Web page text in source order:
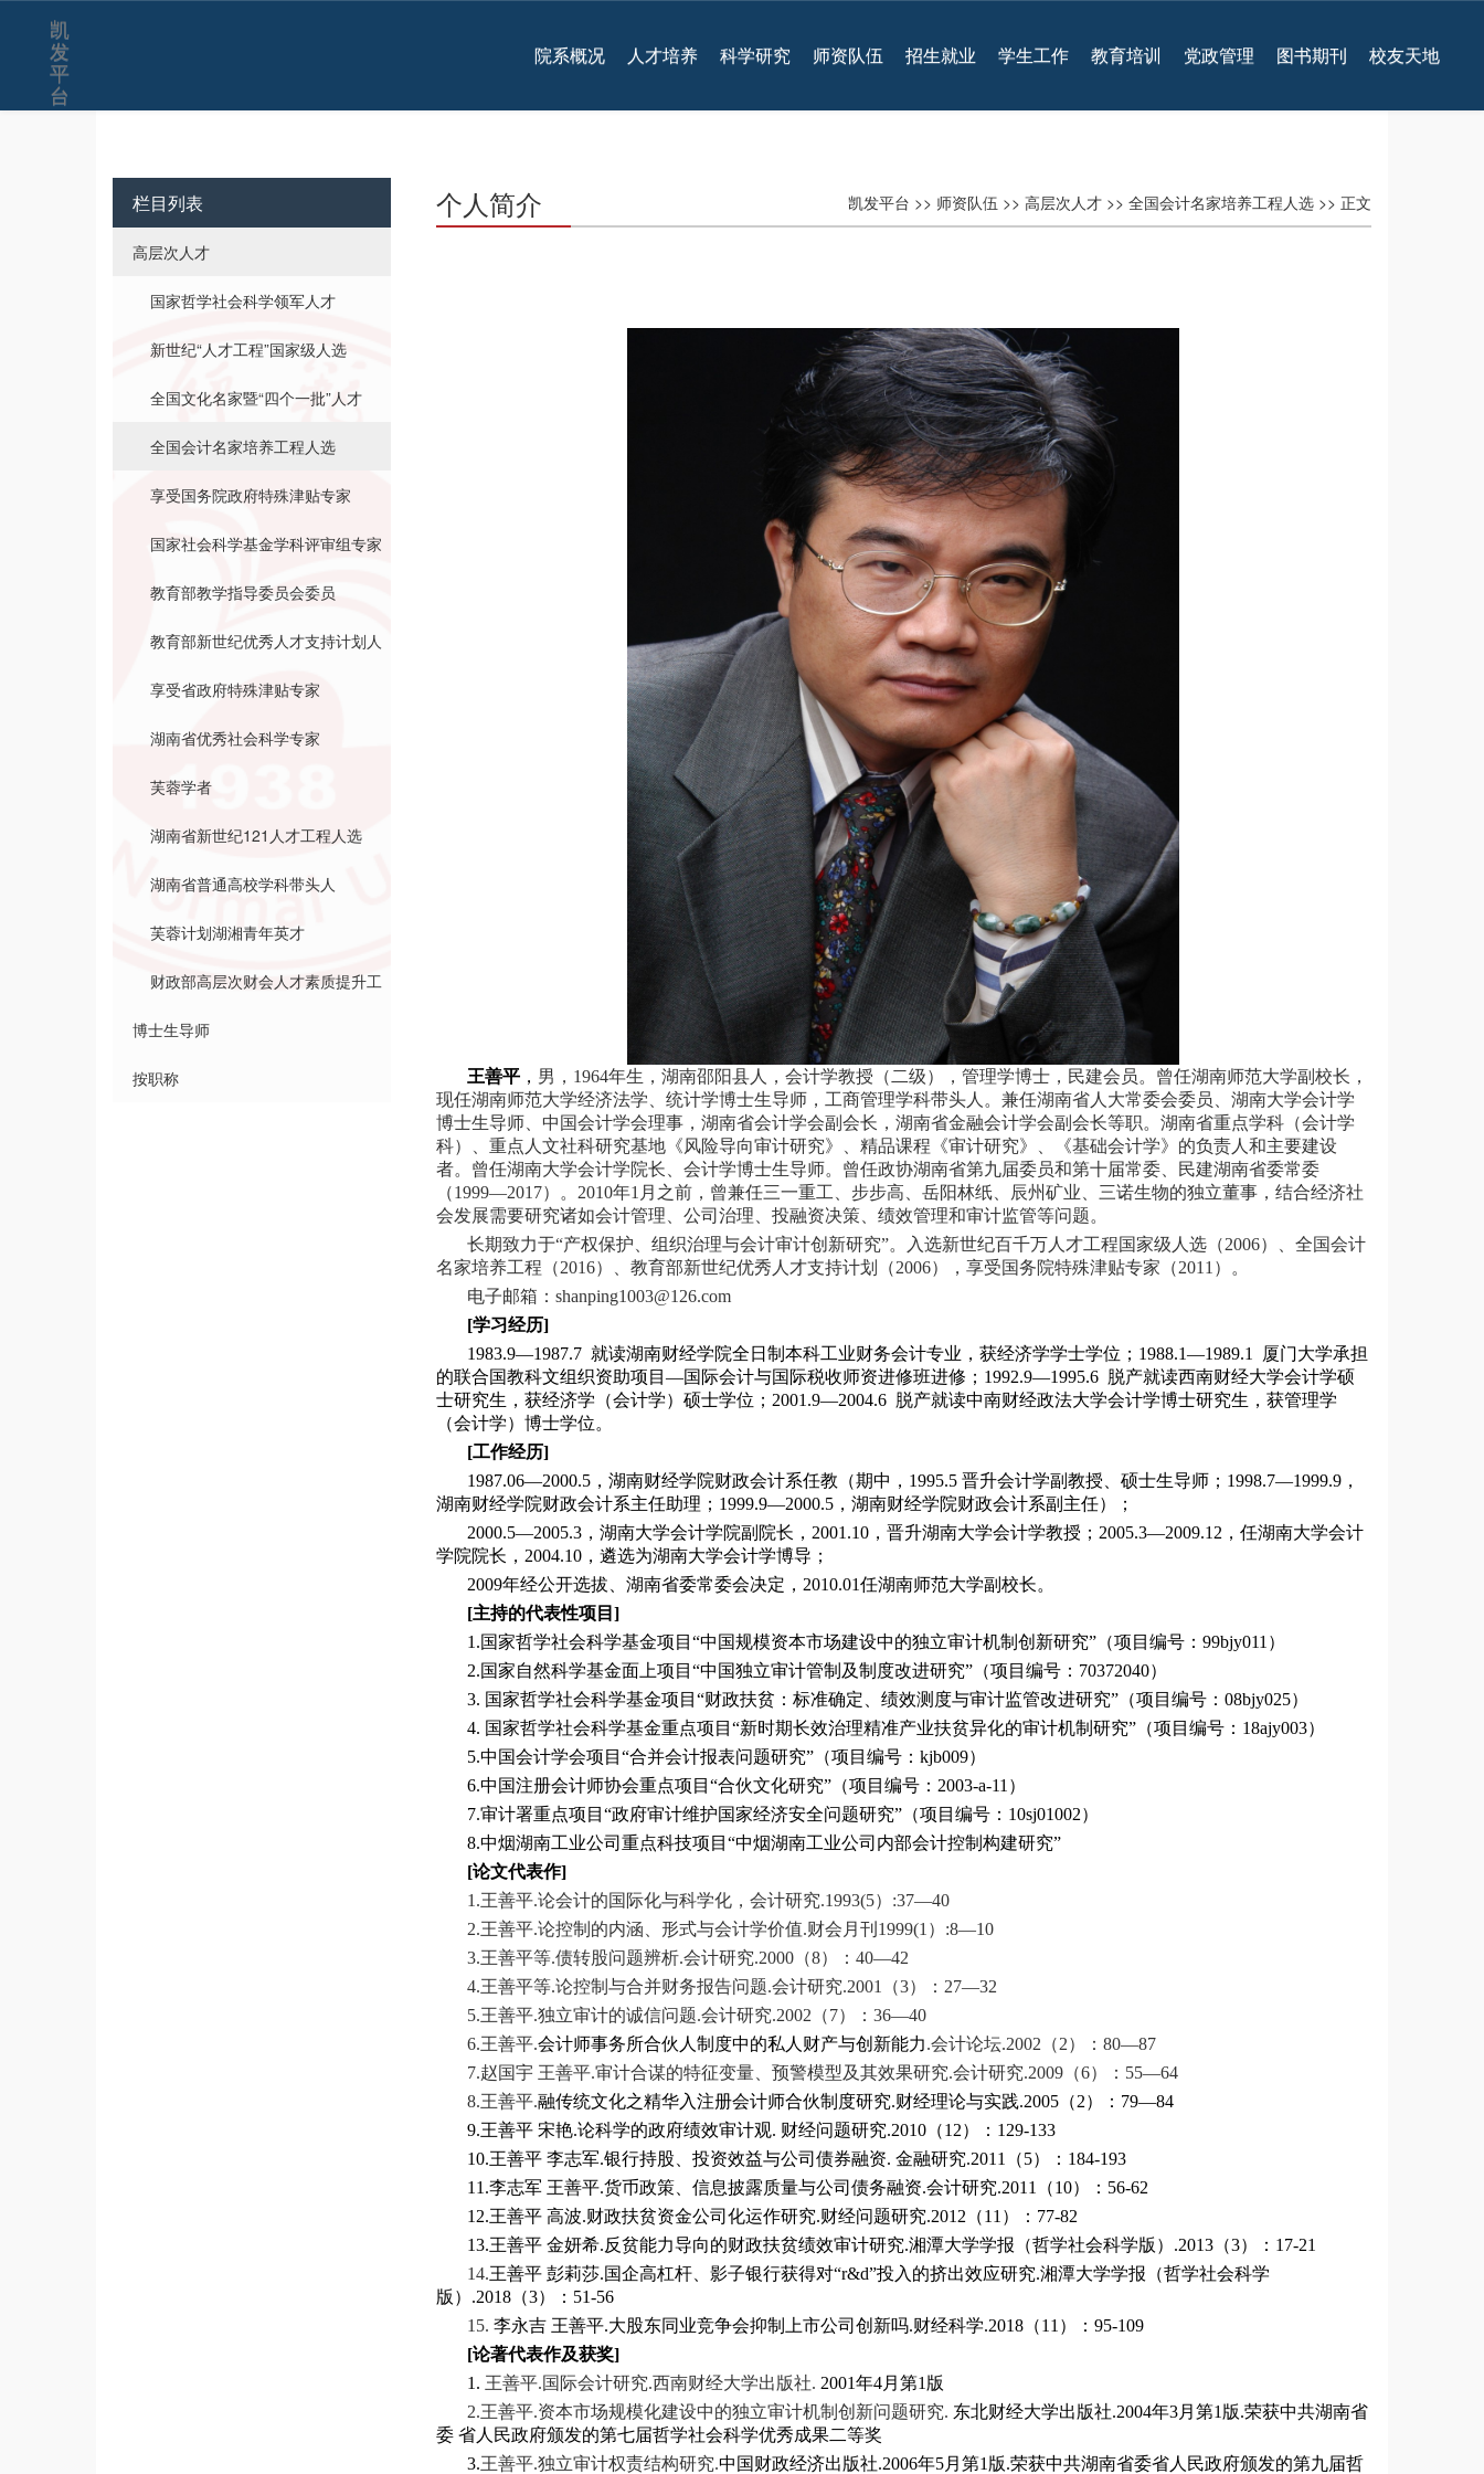
王善平-凯发平台
凯
发
平
台
院系概况 人才培养 科学研究 师资队伍 招生就业 学生工作 教育培训 党政管理 图书期刊 校友天地
栏目列表
高层次人才
国家哲学社会科学领军人才
新世纪“人才工程”国家级人选
全国文化名家暨“四个一批”人才
全国会计名家培养工程人选
享受国务院政府特殊津贴专家
国家社会科学基金学科评审组专家
教育部教学指导委员会委员
教育部新世纪优秀人才支持计划人
享受省政府特殊津贴专家
湖南省优秀社会科学专家
芙蓉学者
湖南省新世纪121人才工程人选
湖南省普通高校学科带头人
芙蓉计划湖湘青年英才
财政部高层次财会人才素质提升工
程（中青年）
博士生导师
按职称
凯发平台 >> 师资队伍 >> 高层次人才 >> 全国会计名家培养工程人选 >> 正文
个人简介
王善平， 男，1964年生，湖南邵阳县人，会计学教授（二级），管理学博士，民建会员。曾任湖南师范大学副校长，
现任湖南师范大学经济法学、统计学博士生导师，工商管理学科带头人。兼任湖南省人大常委会委员、湖南大学会计学
博士生导师、中国会计学会理事，湖南省会计学会副会长，湖南省金融会计学会副会长等职。湖南省重点学科（会计学
科）、重点人文社科研究基地《风险导向审计研究》、精品课程《审计研究》、《基础会计学》的负责人和主要建设
者。曾任湖南大学会计学院长、会计学博士生导师。曾任政协湖南省第九届委员和第十届常委、民建湖南省委常委
（1999—2017）。2010年1月之前，曾兼任三一重工、步步高、岳阳林纸、辰州矿业、三诺生物的独立董事，结合经济社
会发展需要研究诸如会计管理、公司治理、投融资决策、绩效管理和审计监管等问题。
长期致力于“产权保护、组织治理与会计审计创新研究”。入选新世纪百千万人才工程国家级人选（2006）、全国会计
名家培养工程（2016）、教育部新世纪优秀人才支持计划（2006），享受国务院特殊津贴专家（2011）。
电子邮箱： shanping1003@126.com
[学习经历]
1983.9—1987.7 就读湖南财经学院全日制本科工业财务会计专业，获经济学学士学位；1988.1—1989.1 厦门大学承担
的联合国教科文组织资助项目 —国际会计与国际税收师资进修班进修；1992.9—1995.6 脱产就读西南财经大学会计学硕
士研究生，获经济学（会计学）硕士学位；2001.9—2004.6 脱产就读中南财经政法大学会计学博士研究生，获管理学
（会计学）博士学位。
[工作经历]
1987.06—2000.5，湖南财经学院财政会计系任教（期中，1995.5 晋升会计学副教授、硕士生导师；1998.7—1999.9，
湖南财经学院财政会计系主任助理；1999.9—2000.5，湖南财经学院财政会计系副主任）；
2000.5—2005.3，湖南大学会计学院副院长，2001.10，晋升湖南大学会计学教授；2005.3—2009.12，任湖南大学会计
学院院长，2004.10，遴选为湖南大学会计学博导；
2009年经公开选拔、湖南省委常委会决定，2010.01任湖南师范大学副校长。
[主持的代表性项目]
1.国家哲学社会科学基金项目“中国规模资本市场建设中的独立审计机制创新研究”（项目编号：99bjy011）
2.国家自然科学基金面上项目“中国独立审计管制及制度改进研究”（项目编号：70372040）
3. 国家哲学社会科学基金项目“财政扶贫：标准确定、绩效测度与审计监管改进研究”（项目编号：08bjy025）
4. 国家哲学社会科学基金重点项目“新时期长效治理精准产业扶贫异化的审计机制研究”（项目编号：18ajy003）
5.中国会计学会项目“合并会计报表问题研究”（项目编号：kjb009）
6.中国注册会计师协会重点项目“合伙文化研究”（项目编号：2003-a-11）
7.审计署重点项目“政府审计维护国家经济安全问题研究”（项目编号：10sj01002）
8.中烟湖南工业公司重点科技项目“中烟湖南工业公司内部会计控制构建研究”
[论文代表作]
1.王善平.论会计的国际化与科学化，会计研究.1993(5）:37—40
2.王善平.论控制的内涵、形式与会计学价值.财会月刊1999(1）:8—10
3.王善平等.债转股问题辨析.会计研究.2000（8）：40—42
4.王善平等.论控制与合并财务报告问题.会计研究.2001（3）：27—32
5.王善平.独立审计的诚信问题.会计研究.2002（7）：36—40
6.王善平.会计师事务所合伙人制度中的私人财产与创新能力.会计论坛.2002（2）：80—87
7.赵国宇 王善平.审计合谋的特征变量、预警模型及其效果研究.会计研究.2009（6）：55—64
8.王善平.融传统文化之精华入注册会计师合伙制度研究.财经理论与实践.2005（2）：79—84
9.王善平 宋艳.论科学的政府绩效审计观. 财经问题研究.2010（12）：129-133
10.王善平 李志军.银行持股、投资效益与公司债券融资. 金融研究.2011（5）：184-193
11.李志军 王善平.货币政策、信息披露质量与公司债务融资.会计研究.2011（10）：56-62
12.王善平 高波.财政扶贫资金公司化运作研究.财经问题研究.2012（11）：77-82
13.王善平 金妍希.反贫能力导向的财政扶贫绩效审计研究.湘潭大学学报（哲学社会科学版）.2013（3）：17-21
14.王善平 彭莉莎.国企高杠杆、影子银行获得对“r&d”投入的挤出效应研究.湘潭大学学报（哲学社会科学
版）.2018（3）：51-56
15. 李永吉 王善平.大股东同业竞争会抑制上市公司创新吗.财经科学.2018（11）：95-109
[论著代表作及获奖]
1. 王善平.国际会计研究.西南财经大学出版社. 2001年4月第1版
2.王善平.资本市场规模化建设中的独立审计机制创新问题研究. 东北财经大学出版社.2004年3月第1版.荣获中共湖南省
委 省人民政府颁发的第七届哲学社会科学优秀成果二等奖
3.王善平.独立审计权责结构研究.中国财政经济出版社.2006年5月第1版.荣获中共湖南省委省人民政府颁发的第九届哲